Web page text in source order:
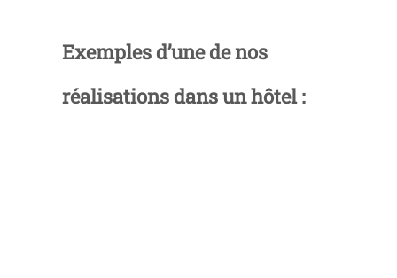
Exemples d’une de nos
réalisations dans un hôtel :